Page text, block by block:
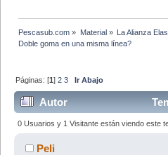
Pescasub.com » Material» La Alianza
Doble goma en una misma línea?
Páginas: [1]2 3 Ir Abajo
Autor
misma línea? (Leído 22708
0 Usuarios y 1 Visitante están viendo este
Peli